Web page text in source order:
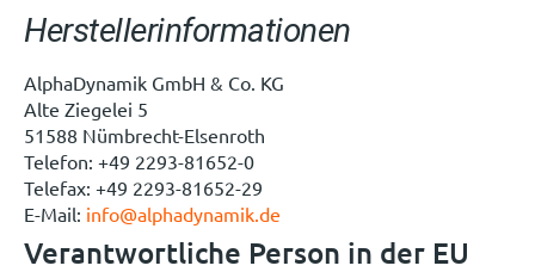
Herstellerinformationen
AlphaDynamik GmbH & Co. KG
Alte Ziegelei 5
51588 Nümbrecht-Elsenroth
Telefon: +49 2293-81652-0
Telefax: +49 2293-81652-29
E-Mail: info@alphadynamik.de
Verantwortliche Person in der EU